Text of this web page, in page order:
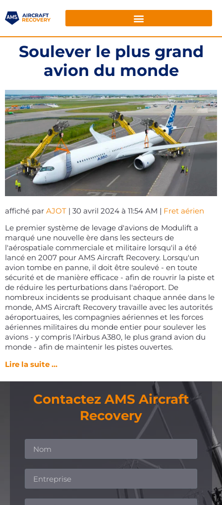
Soulever le plus grand
avion du monde
affiché par AJOT | 30 avril 2024 à 11:54 AM | Fret aérien
Le premier système de levage d'avions de Modulift a
marqué une nouvelle ère dans les secteurs de
l'aérospatiale commerciale et militaire lorsqu'il a été
lancé en 2007 pour AMS Aircraft Recovery. Lorsqu'un
avion tombe en panne, il doit être soulevé - en toute
sécurité et de manière efficace - afin de rouvrir la piste et
de réduire les perturbations dans l'aéroport. De
nombreux incidents se produisant chaque année dans le
monde, AMS Aircraft Recovery travaille avec les autorités
aéroportuaires, les compagnies aériennes et les forces
aériennes militaires du monde entier pour soulever les
avions - y compris l'Airbus A380, le plus grand avion du
monde - afin de maintenir les pistes ouvertes.
Lire la suite ...
Contactez AMS Aircraft
Recovery